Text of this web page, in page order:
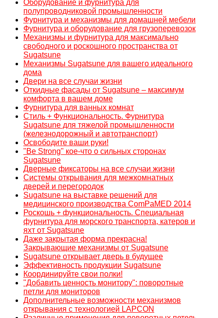
Оборудование и фурнитура для
полупроводниковой промышленности
Фурнитура и механизмы для домашней мебели
Фурнитура и оборудование для грузоперевозок
Механизмы и фурнитура для максимально
свободного и роскошного пространства от
Sugatsune
Механизмы Sugatsune для вашего идеального
дома
Двери на все случаи жизни
Откидные фасады от Sugatsune – максимум
комфорта в вашем доме
Фурнитура для ванных комнат
Стиль + Функциональность. Фурнитура
Sugatsune для тяжелой промышленности
(железнодорожный и автотранспорт)
Освободите ваши руки!
"Be Strong" кое-что о сильных сторонах
Sugatsune
Дверные фиксаторы на все случаи жизни
Системы открывания для межкомнатных
дверей и перегородок
Sugatsune на выставке решений для
медицинского производства ComPaMED 2014
Роскошь + функциональность. Специальная
фурнитура для морского транспорта, катеров и
яхт от Sugatsune
Даже закрытая форма прекрасна!
Закрывающие механизмы от Sugatsune
Sugatsune открывает дверь в будущее
Эффективность продукции Sugatsune
Координируйте свои полки!
"Добавить ценность монитору": поворотные
петли для мониторов
Дополнительные возможности механизмов
открывания с технологией LAPCON